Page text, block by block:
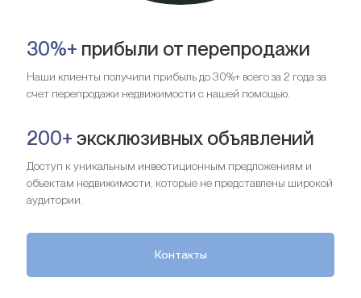
30%+ прибыли от перепродажи
Наши клиенты получили прибыль до 30%+ всего за 2 года за
счет перепродажи недвижимости с нашей помощью.
200+ эксклюзивных объявлений
Доступ к уникальным инвестиционным предложениям и
объектам недвижимости, которые не представлены широкой
аудитории.
Контакты